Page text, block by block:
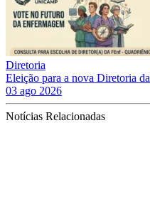
Diretoria
Eleição para a nova Diretoria
03 ago 2026
Notícias Relacionadas